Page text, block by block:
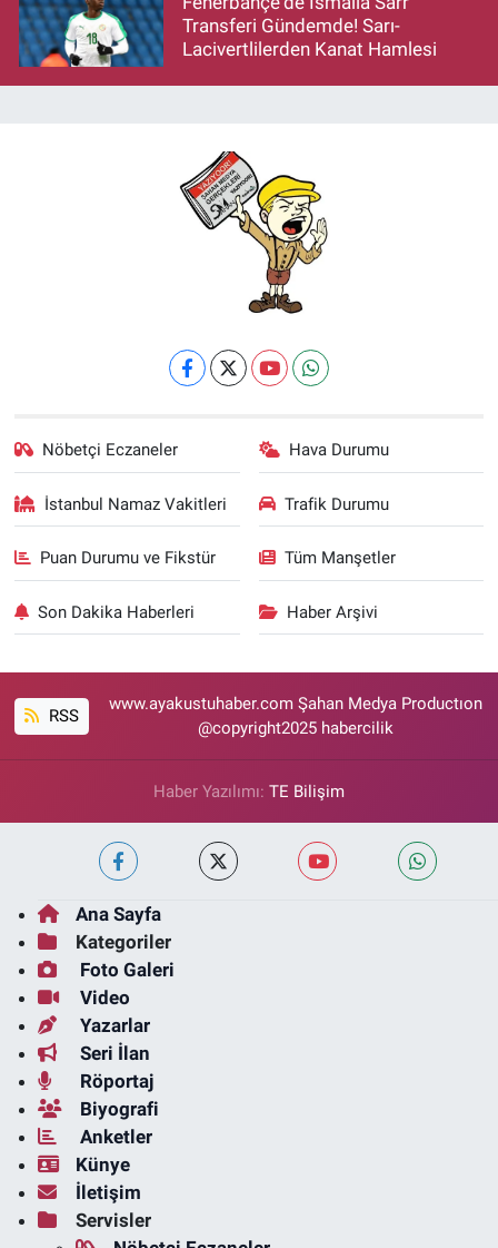
Transferi Gündemde! Sarı-
Lacivertlilerden Kanat Hamlesi
Nöbetçi Eczaneler Hava Durumu
İstanbul Namaz Vakitleri Trafik Durumu
Puan Durumu ve Fikstür Tüm Manşetler
Son Dakika Haberleri Haber Arşivi
RSS
www.ayakustuhaber.com Şahan Medya Productıon
@copyright2025 habercilik
Haber Yazılımı: TE Bilişim
Ana Sayfa
Kategoriler
Foto Galeri
Video
Yazarlar
Seri İlan
Röportaj
Biyografi
Anketler
Künye
İletişim
Servisler